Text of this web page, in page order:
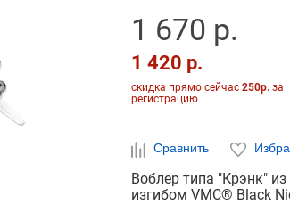
1 670 р.
1 420 р.
скидка прямо сейчас 250р. за
регистрацию
Сравнить
Воблер типа "Крэнк"
изгибом VMC® Black